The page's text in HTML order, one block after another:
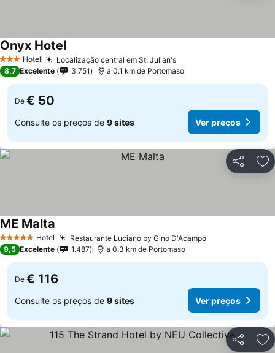
3 EstrelasHotel Localização central em St. Julian'sVer preços
Onyx HotelVer preços
8,7 Excelente 3.751 a 0.1 km de Portomaso
De € 50
Consulte os preços de 9 sites Ver preços
Partilhar
5 Estrelas Hotel Restaurante Luciano by Gino D'AcampoVer preços
ME Malta
9,5 Excelente 1.487 a 0.3 km de Portomaso
De € 116
Consulte os preços de 9 sites Ver preços
Partilhar